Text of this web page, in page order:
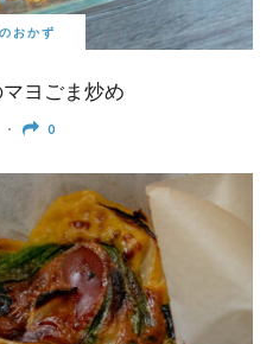
おかず
ヨごま炒め
0